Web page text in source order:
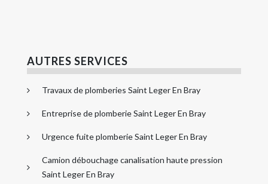
AUTRES SERVICES
Travaux de plomberies Saint Leger En Bray
Entreprise de plomberie Saint Leger En Bray
Urgence fuite plomberie Saint Leger En Bray
Camion débouchage canalisation haute pression
Saint Leger En Bray